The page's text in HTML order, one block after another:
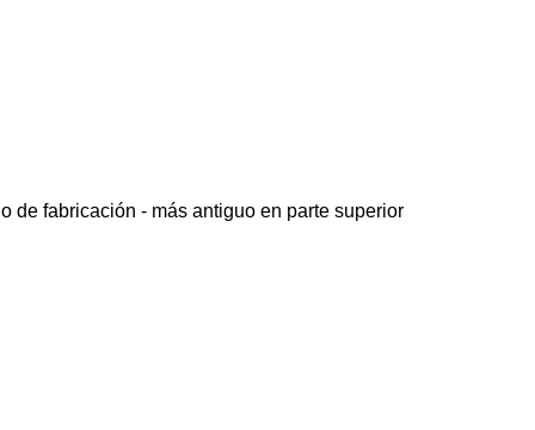
de fabricación - más antiguo en parte superior